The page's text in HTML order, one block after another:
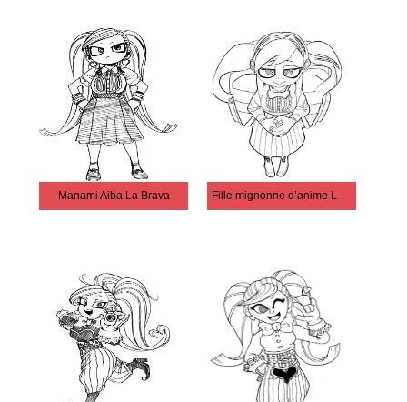
Manami Aiba La Brava Fille mignonne d’anime La Brava